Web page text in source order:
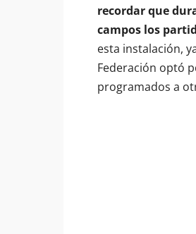
recordar que
campos los
esta instalación,
Federación optó
programados a